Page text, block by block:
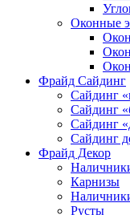
Оконные
Фрайд Сайдинг
Сайдинг
Сайдинг
Сайдинг
Сайдинг
Фрайд Декор
Карнизы
Русты